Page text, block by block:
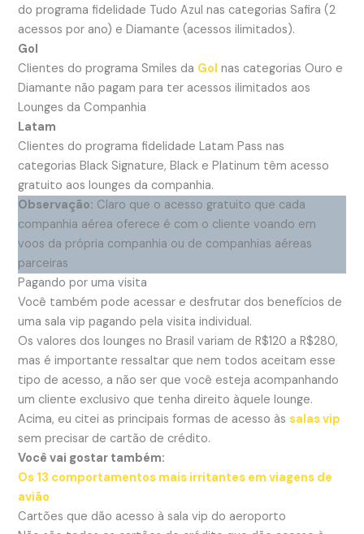
do programa fidelidade Tudo Azul nas categorias Safira (2
acessos por ano) e Diamante (acessos ilimitados).
Gol
Clientes do programa Smiles da Gol nas categorias Ouro e
Diamante não pagam para ter acessos ilimitados aos
Lounges da Companhia
Latam
Clientes do programa fidelidade Latam Pass nas
categorias Black Signature, Black e Platinum têm acesso
gratuito aos lounges da companhia.
Observação: Claro que o acesso gratuito que cada
companhia aérea oferece é com o cliente voando em
voos da própria companhia ou de companhias aéreas
parceiras
Pagando por uma visita
Você também pode acessar e desfrutar dos benefícios de
uma sala vip pagando pela visita individual.
Os valores dos lounges no Brasil variam de R$120 a R$280,
mas é importante ressaltar que nem todos aceitam esse
tipo de acesso, a não ser que você esteja acompanhando
um cliente exclusivo que tenha direito àquele lounge.
Acima, eu citei as principais formas de acesso às salas vip
sem precisar de cartão de crédito.
Você vai gostar também:
Os 13 comportamentos mais irritantes em viagens de
avião
Cartões que dão acesso à sala vip do aeroporto